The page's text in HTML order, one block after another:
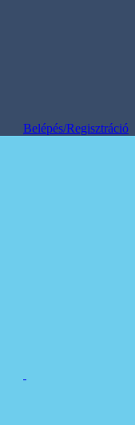
Belépés/Regisztráció